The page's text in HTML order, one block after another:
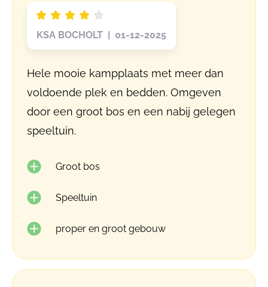
KSA BOCHOLT | 01-12-2025
Hele mooie kampplaats met meer dan
voldoende plek en bedden. Omgeven
door een groot bos en een nabij gelegen
speeltuin.
Groot bos
Speeltuin
proper en groot gebouw